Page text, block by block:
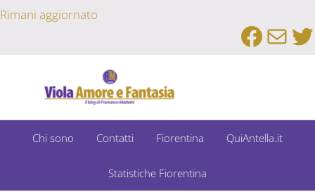
Passa al contenuto principale
Skip to after header navigation
Skip to site footer
Rimani aggiornato
Viola Amore e Fantasia
Chi sono Contatti Fiorentina QuiAntella.it
Statistiche Fiorentina